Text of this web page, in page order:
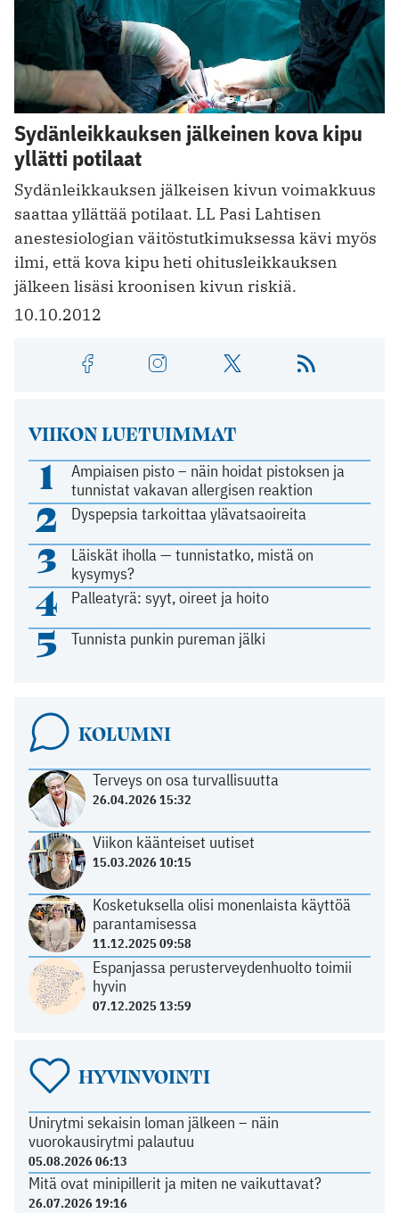
Sydänleikkauksen jälkeinen kova kipu
yllätti potilaat
Sydänleikkauksen jälkeisen kivun voimakkuus
saattaa yllättää potilaat. LL Pasi Lahtisen
anestesiologian väitöstutkimuksessa kävi myös
ilmi, että kova kipu heti ohitusleikkauksen
jälkeen lisäsi kroonisen kivun riskiä.
10.10.2012
VIIKON LUETUIMMAT
1
Ampiaisen pisto – näin hoidat pistoksen ja
tunnistat vakavan allergisen reaktion
2 Dyspepsia tarkoittaa ylävatsaoireita
3
Läiskät iholla — tunnistatko, mistä on
kysymys?
4 Palleatyrä: syyt, oireet ja hoito
5 Tunnista punkin pureman jälki
KOLUMNI
Terveys on osa turvallisuutta
26.04.2026 15:32
Viikon käänteiset uutiset
15.03.2026 10:15
Kosketuksella olisi monenlaista käyttöä
parantamisessa
11.12.2025 09:58
Espanjassa perusterveydenhuolto toimii
hyvin
07.12.2025 13:59
HYVINVOINTI
Unirytmi sekaisin loman jälkeen – näin
vuorokausirytmi palautuu
05.08.2026 06:13
Mitä ovat minipillerit ja miten ne vaikuttavat?
26.07.2026 19:16